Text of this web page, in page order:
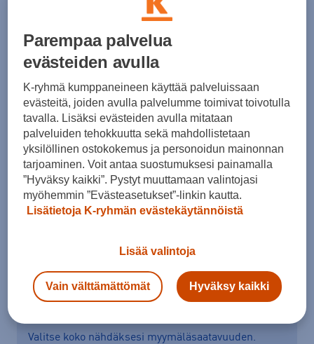
Koko
50 56
Runkokoon valinta
Lisää ostoskoriin
Tarkista saatavuus ja tilaa myymälästä
Verkkokauppa: Myymälät:
Valitse koko nähdäksesi myymäläsaatavuuden.
Parempaa palvelua
evästeiden avulla
K-ryhmä kumppaneineen käyttää palveluissaan
evästeitä, joiden avulla palvelumme toimivat toivotulla
tavalla. Lisäksi evästeiden avulla mitataan
palveluiden tehokkuutta sekä mahdollistetaan
yksilöllinen ostokokemus ja personoidun mainonnan
tarjoaminen. Voit antaa suostumuksesi painamalla
”Hyväksy kaikki”. Pystyt muuttamaan valintojasi
myöhemmin ”Evästeasetukset”-linkin kautta.
Lisätietoja K-ryhmän evästekäytännöistä
Lisää valintoja
Vain välttämättömät Hyväksy kaikki